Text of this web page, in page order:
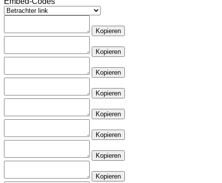
Kopieren
Kopieren
Kopieren
Kopieren
Kopieren
Kopieren
Kopieren
Kopieren